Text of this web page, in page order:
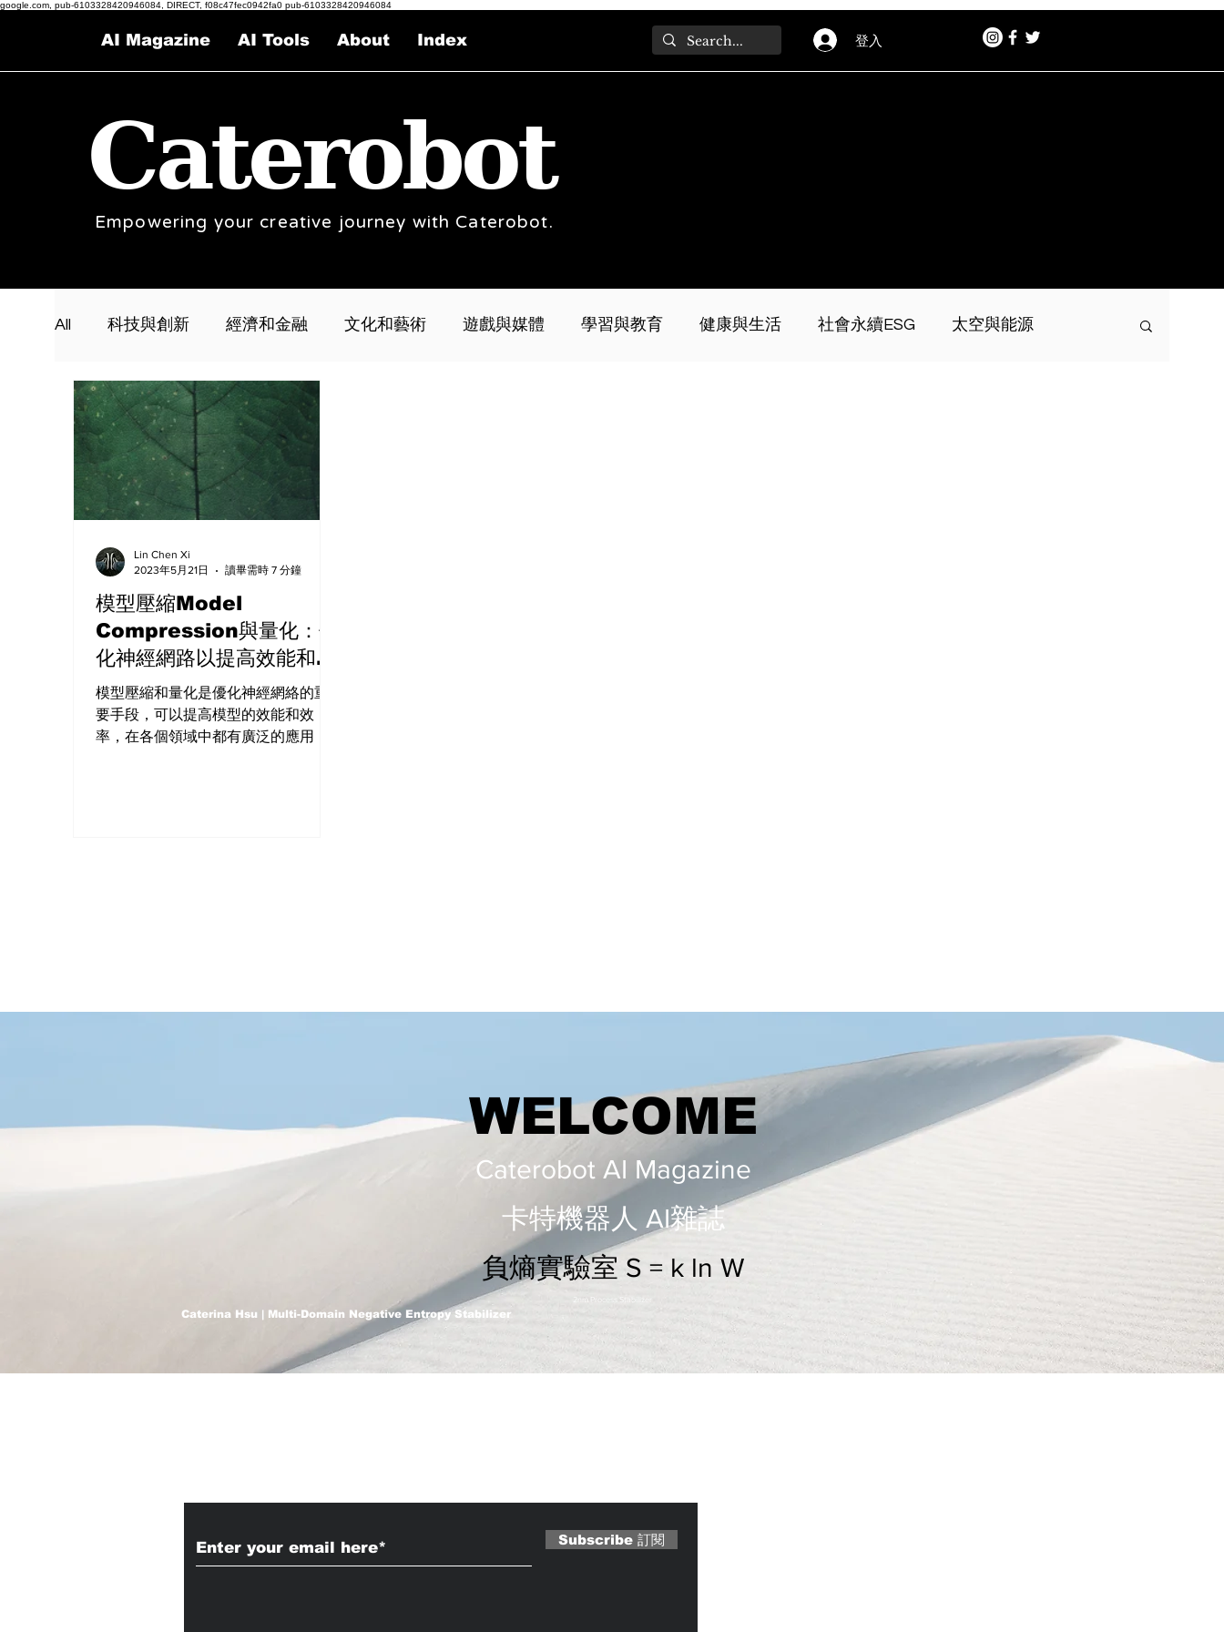
google.com, pub-6103328420946084, DIRECT, f08c47fec0942fa0 pub-6103328420946084
AI Magazine AI Tools About Index 登入
Caterobot
Empowering your creative journey with Caterobot.
All 科技與創新 經濟和金融 文化和藝術 遊戲與媒體 學習與教育 健康與生活 社會永續ESG 太空與能源
模型壓縮Model
Compression與量化：優
化神經網路以提高效能和效
率
模型壓縮和量化是優化神經網絡的重
要手段，可以提高模型的效能和效
率，在各個領域中都有廣泛的應用，
Lin Chen Xi
2023年5月21日
讀畢需時 7 分鐘
WELCOME
Caterobot AI Magazine
​​卡特機器人 AI雜誌
負熵實驗室 S = k ln W
2nm Process Stabilizer
Caterina Hsu | Multi-Domain Negative Entropy Stabilizer
Subscribe 訂閱